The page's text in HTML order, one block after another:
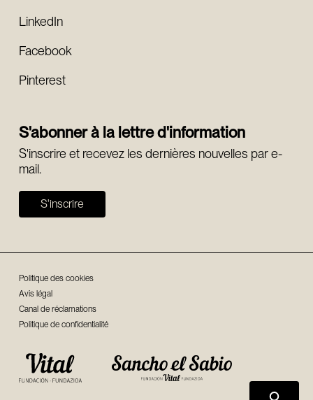
LinkedIn
Facebook
Pinterest
S'abonner à la lettre d'information
S'inscrire et recevez les dernières nouvelles par e-
mail.
S'inscrire
Politique des cookies
Avis légal
Canal de réclamations
Politique de confidentialité